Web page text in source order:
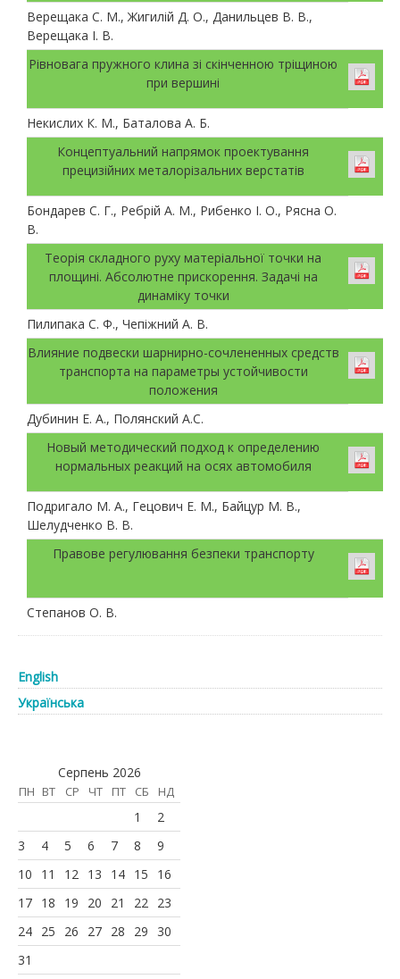
Верещака С. М., Жигилій Д. О., Данильцев В. В.,
Верещака І. В.
Рівновага пружного клина зі скінченною тріщиною
при вершині
Некислих К. М., Баталова А. Б.
Концептуальний напрямок проектування
прецизійних металорізальних верстатів
Бондарев С. Г., Ребрій А. М., Рибенко І. О., Рясна О.
В.
Теорія складного руху матеріальної точки на
площині. Абсолютне прискорення. Задачі на
динаміку точки
Пилипака С. Ф., Чепіжний А. В.
Влияние подвески шарнирно-сочлененных средств
транспорта на параметры устойчивости
положения
Дубинин Е. А., Полянский А.С.
Новый методический подход к определению
нормальных реакций на осях автомобиля
Подригало М. А., Гецович Е. М., Байцур М. В.,
Шелудченко В. В.
Правове регулювання безпеки транспорту
Степанов О. В.
English
Українська
Серпень 2026
ПН ВТ СР ЧТ ПТ СБ НД
1
2
3
4 5 6 7 8
9
10
11 12 13 14 15
16
17 18 19 20 21 22
23
24 25 26 27 28 29
30
31